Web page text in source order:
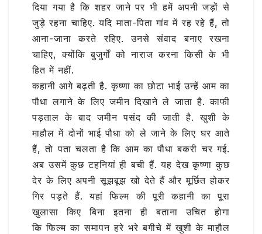
दिया गया है कि शहर जाने पर भी हमें अपनी जड़ों से
जुड़े रहना चाहिए. यदि माता-पिता गांव में रह रहे हैं, तो
आना-जाना करते रहिए. उनसे संवाद बनाए रखना
चाहिए, क्‍योंकि बुजुर्गों को नाराज करना किसी के भी
हित में नहीं.
कहानी आगे बढ़ती है. कृष्णा का छोटा भाई उन्हें आम का
पौधा लगाने के लिए जमीन दिखाने ले जाता है. काफी
पड़ताल के बाद जमीन पसंद की जाती है. खुशी के
माहौल में दोनों भाई पौधा को ले जाने के लिए घर आते
हैं, तो पता चलता है कि आम का पौधा बकरी चर गई.
अब उसमें कुछ टहनियां ही बची हैं. यह देख कृष्णा कुछ
देर के लिए अपनी सूझबूझ खो देते हैं और मूर्छित होकर
गिर पड़ते हैं. यहां फिल्‍म की पूरी कहानी का पूरा
खुलासा किए बिना इतना ही बताना उचित होगा
कि फिल्म का समापन हरे भरे बगीचे में खुशी के माहौल